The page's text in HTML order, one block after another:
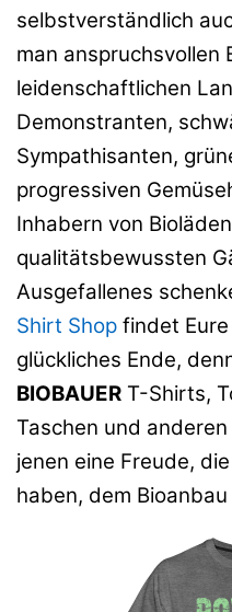
selbstverständlich
man anspruchsvollen
leidenschaftlichen
Demonstranten,
Sympathisanten,
progressiven
Inhabern von
qualitätsbewussten
Ausgefallenes
Shirt Shop findet
glückliches Ende,
BIOBAUER T-Shirts,
Taschen und
jenen eine Freude,
haben, dem